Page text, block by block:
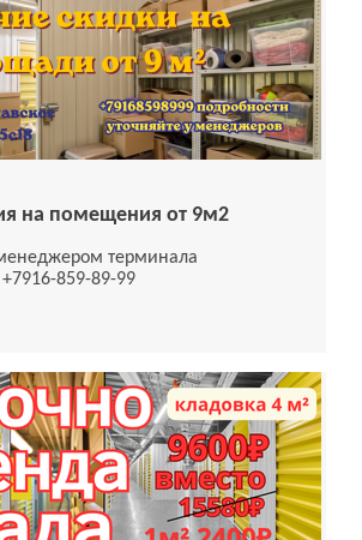
на помещения от 9м2
терминала
859-89-99